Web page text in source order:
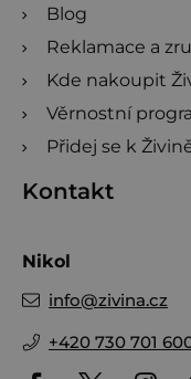
Blog
Reklamace a
Kde nakoupit
Věrnostní
Přidej se k
Kontakt
Nikol
info@zivina.cz
+420 730 701